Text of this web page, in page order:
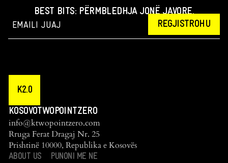
BEST BITS: PËRMBLEDHJA JONË JAVORE.
REGJISTROHU
K2.0
KOSOVOTWOPOINTZERO
info@ktwopointzero.com
Rruga Ferat Dragaj Nr. 25
Prishtinë 10000, Republika e Kosovës
ABOUT US
PUNONI ME NE